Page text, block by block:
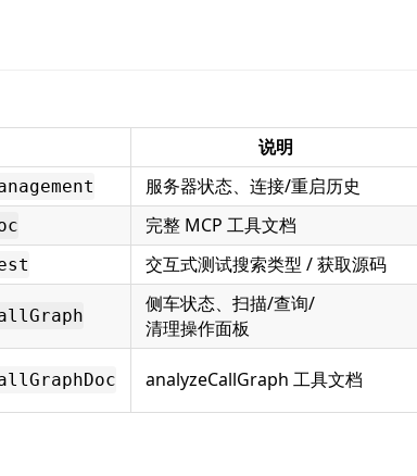
说明
服务器状态、连接/重启历史
完整 MCP 工具文档
交互式测试搜索类型 / 获取源码
侧车状态、扫描/查询/
清理操作面板
analyzeCallGraph 工具文档